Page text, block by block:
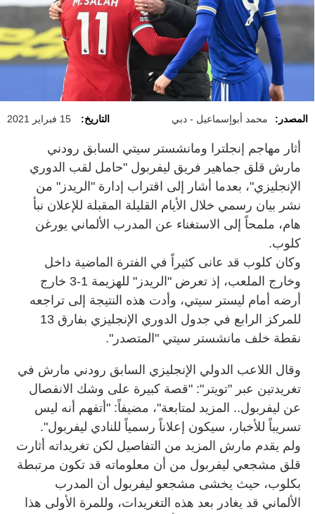
المصدر: محمد أبوإسماعيل - دبي التاريخ: 15 فبراير 2021
أثار مهاجم إنجلترا ومانشستر سيتي السابق رودني
مارش قلق جماهير فريق ليفربول "حامل لقب الدوري
الإنجليزي"، بعدما أشار إلى اقتراب إدارة "الريدز" من
نشر بيان رسمي خلال الأيام القليلة المقبلة للإعلان نبأ
هام، ملمحاً إلى الاستغناء عن المدرب الألماني يورغن
كلوب.
وكان كلوب قد عانى كثيراً في الفترة الماضية داخل
وخارج الملعب، إذ تعرض "الريدز" للهزيمة 1-3 خارج
أرضه أمام ليستر سيتي، وأدت هذه النتيجة إلى تراجعه
للمركز الرابع في جدول الدوري الإنجليزي بفارق 13
نقطة خلف مانشستر سيتي "المتصدر".
وقال اللاعب الدولي الإنجليزي السابق رودني مارش في
تغريدتين عبر "تويتر": "قصة كبيرة على وشك الانفصال
عن ليفربول.. المزيد لمتابعة"، مضيفاً: "أتفهم أنه ليس
تسريباً للأخبار، سيكون إعلاناً رسمياً للنادي ليفربول".
ولم يقدم مارش المزيد من التفاصيل لكن تغريداته أثارت
قلق مشجعي ليفربول من أن معلوماته قد تكون مرتبطة
بكلوب، حيث يخشى مشجعو ليفربول أن المدرب
الألماني قد يغادر بعد هذه التغريدات، وللمرة الأولى هذا